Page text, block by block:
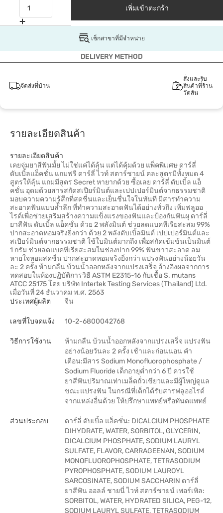
เพิ่มเข้าตะกร้า
เช็กสาขาที่มีจำหน่าย
DELIVERY METHOD
จัดส่งที่บ้าน
สั่งและรับ
สินค้าที่ร้าน
วัตสัน
รายละเอียดสินค้า
รายละเอียดสินค้า
เคยจุ่มยาสีฟันมั้ย ไม่ใช่แค่ได้ลุ้น แต่ได้คุ้มด้วย แพ็คพิเเศษ ดาร์ลี่
ดับเบิ้ลแอ็คชั่น แถมฟรี ดาร์ลี่ ไวท์ สตาร์ชายน์ คละสูตรมีทั้งหมด 4
สูตรให้ลุ้น แถมมีสูตร Secret หายากด้วย ซื้อเลย ดาร์ลี่ ดับเบิ้ล แอ็
คชั่น อุดมด้วยสารสกัดสเปียร์มินต์และเปปเปอร์มินต์จากธรรมชาติ
มอบความความรู้สึกที่สดชื่นและเย็นชื่นใจในทันที มีสารทำความ
สะอาดฟันแบบล้ำลึก ที่ทำความสะอาดฟันได้อย่างทั่วถึง เพิ่มฟลูออ
ไรด์เพื่อช่วยเสริมสร้างความแข็งแรงของฟันและป้องกันฟันผุ ดาร์ลี่
ยาสีฟัน ดับเบิ้ล แอ็คชั่น ด้วย 2 พลังมินต์ ช่วยลดแบคทีเรียสะสม 99%
ปากสะอาดหอมจริงยิ่งกว่า ด้วย 2 พลังดับเบิ้ลมินต์ เปปเปอร์มินต์และ
สเปียร์มินต์จากธรรมชาติ ใช้ใบมินต์มากถึง เพื่อสกัดเข้มข้นเป็นมินต์
1 กรัม ช่วยลดแบคทีเรียสะสมในช่องปาก 99% ฟันขาวสะอาด ลม
หายใจหอมสดชื่น ปากสะอาดหอมจริงยิ่งกว่า แปรงฟันอย่างน้อยวัน
ละ 2 ครั้ง ห้ามกลืน บ้วนน้ำออกหลังจากแปรงเสร็จ อ้างอิงผลจากการ
ทดสอบในห้องปฏิบัติการวิธี ASTM E2315-16 กับเชื้อ S. mutans
ATCC 25175 โดย บริษัท Intertek Testing Services (Thailand) Ltd.
เมื่อวันที่ 24 ธันวาคม พ.ศ. 2563
ประเทศผู้ผลิต
จีน
เลขที่ใบจดแจ้ง 10-2-6800042768
วิธีการใช้งาน
ห้ามกลืน บ้วนน้ำออกหลังจากแปรงเสร็จ แปรงฟัน
อย่างน้อยวันละ 2 ครั้ง เช้าและก่อนนอน คำ
เตือน:มีสาร Sodium Monofluorophosphate /
Sodium Fluoride เด็กอายุต่ำกว่า 6 ปี ควรใช้
ยาสีฟันปริมาณเท่าเมล็ดถั่วเขียวและมีผู้ใหญ่ดูแล
ขณะแปรงฟัน ในกรณีที่เด็กได้รับสารฟลูออไรด์
จากแหล่งอื่นด้วย ให้ปรึกษาแพทย์หรือทันตแพทย์
ส่วนประกอบ
ดาร์ลี่ ดับเบิ้ล แอ็คชั่น: DICALCIUM PHOSPHATE
DIHYDRATE, WATER, SORBITOL, GLYCERIN,
DICALCIUM PHOSPHATE, SODIUM LAURYL
SULFATE, FLAVOR, CARRAGEENAN, SODIUM
MONOFLUOROPHOSPHATE, TETRASODIUM
PYROPHOSPHATE, SODIUM LAUROYL
SARCOSINATE, SODIUM SACCHARIN ดาร์ลี่
ยาสีฟัน ออลล์ ชายนี่ ไวท์ สตาร์ชายน์ เพอร์เพิล:
SORBITOL, WATER, HYDRATED SILICA, PEG-12,
SODIUM LAURYL SULFATE, TETRASODIUM